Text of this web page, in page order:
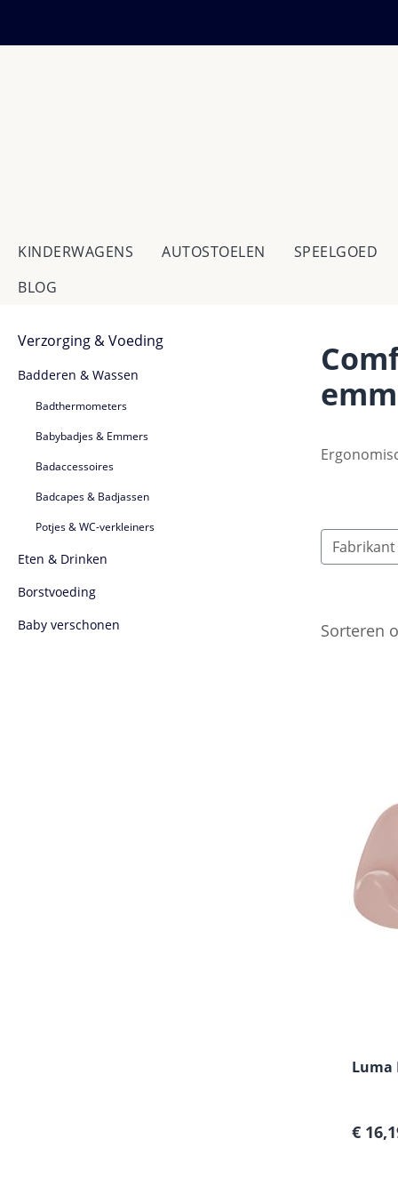
KINDERWAGENS AUTOSTOELEN
SPEELGOED
BLOG
Verzorging & Voeding
Badderen & Wassen
Badthermometers
Babybadjes & Emmers
Badaccessoires
Badcapes & Badjassen
Potjes & WC-verkleiners
Eten & Drinken
Borstvoeding
Baby verschonen
Fabrikant
Sorteren
Luma
€